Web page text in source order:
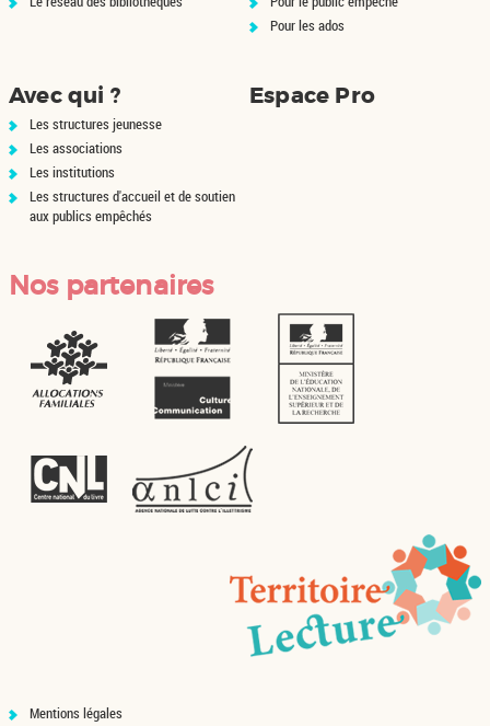
Le réseau des bibliothèques
Pour le public empêché
Pour les ados
Avec qui ?
Les structures jeunesse
Les associations
Les institutions
Les structures d'accueil et de soutien
aux publics empêchés
Espace Pro
Nos partenaires